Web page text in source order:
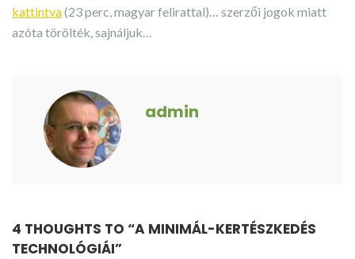
kattintva(23 perc, magyar felirattal)… szerzői jogok miatt
azóta törölték, sajnáljuk…
admin
4 THOUGHTS TO “A MINIMÁL-KERTÉSZKEDÉS
TECHNOLÓGIÁI”